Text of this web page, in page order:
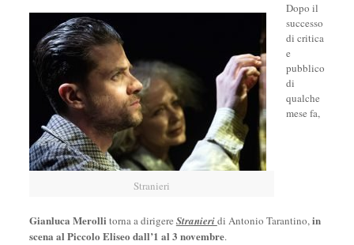
Stranieri
Dopo il
successo
di critica
e
pubblico
di
qualche
mese fa,
Gianluca Merolli torna a dirigere Stranieridi Antonio Tarantino,in
scena al Piccolo Eliseo dall’1 al 3 novembre.